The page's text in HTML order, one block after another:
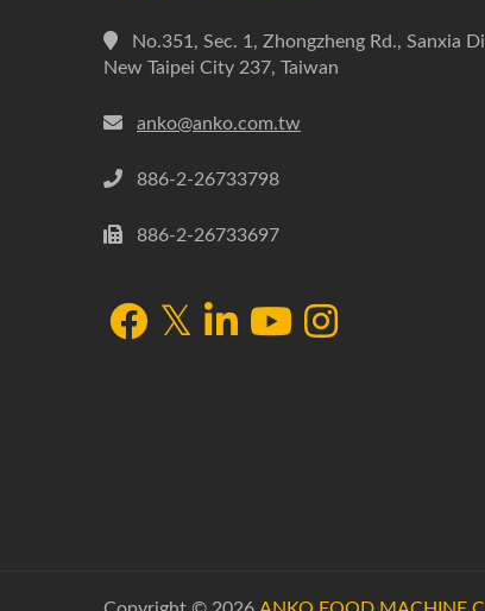
No.351, Sec. 1, Zhongzheng Rd., Sanxia
New Taipei City 237, Taiwan
anko@anko.com.tw
886-2-26733798
886-2-26733697